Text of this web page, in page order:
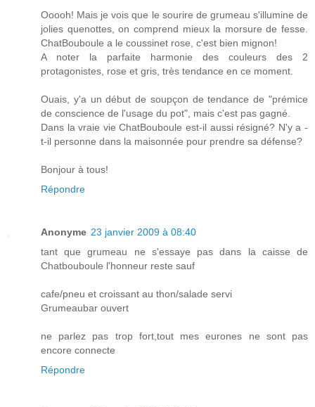
Ooooh! Mais je vois que le sourire de grumeau s'illumine de
jolies quenottes, on comprend mieux la morsure de fesse.
ChatBouboule a le coussinet rose, c'est bien mignon!
A noter la parfaite harmonie des couleurs des 2
protagonistes, rose et gris, très tendance en ce moment.
Ouais, y'a un début de soupçon de tendance de "prémice
de conscience de l'usage du pot", mais c'est pas gagné.
Dans la vraie vie ChatBouboule est-il aussi résigné? N'y a -
t-il personne dans la maisonnée pour prendre sa défense?
Bonjour à tous!
Répondre
Anonyme 23 janvier 2009 à 08:40
tant que grumeau ne s'essaye pas dans la caisse de
Chatbouboule l'honneur reste sauf
cafe/pneu et croissant au thon/salade servi
Grumeaubar ouvert
ne parlez pas trop fort,tout mes eurones ne sont pas
encore connecte
Répondre